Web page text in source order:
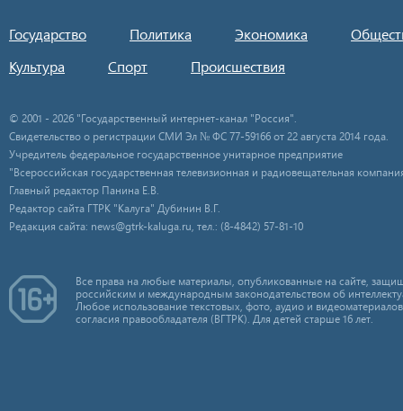
Государство Политика Экономика
Культура
Спорт Происшествия
© 2001 - 2026 "Государственный интернет-канал "Россия".
Свидетельство о регистрации СМИ Эл № ФС 77-59166 от 22 августа 2014 года.
Учредитель федеральное государственное унитарное предприятие
"Всероссийская государственная телевизионная и радиовещательная
Главный редактор Панина Е.В.
Редактор сайта ГТРК "Калуга" Дубинин В.Г.
Редакция сайта: news@gtrk-kaluga.ru, тел.: (8-4842) 57-81-10
Все права на любые материалы, опубликованные на сайте,
российским и международным законодательством об
Любое использование текстовых, фото, аудио и
согласия правообладателя (ВГТРК). Для детей старше 16 лет.